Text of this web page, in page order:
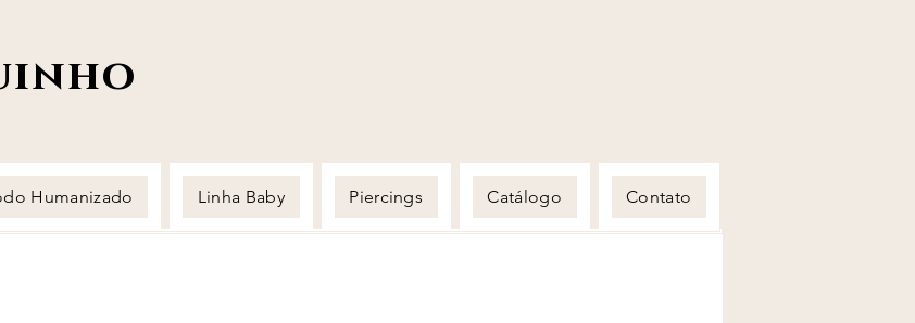
Humanizado Linha Baby Piercings Catálogo Contato